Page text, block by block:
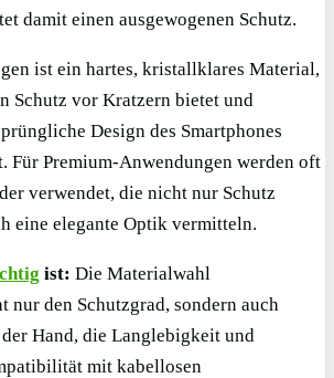
damit einen ausgewogenen Schutz.
ist ein hartes, kristallklares Material,
Schutz vor Kratzern bietet und
Design des Smartphones
Für Premium-Anwendungen werden oft
verwendet, die nicht nur Schutz
eine elegante Optik vermitteln.
ist: Die Materialwahl
nur den Schutzgrad, sondern auch
Hand, die Langlebigkeit und
mit kabellosen